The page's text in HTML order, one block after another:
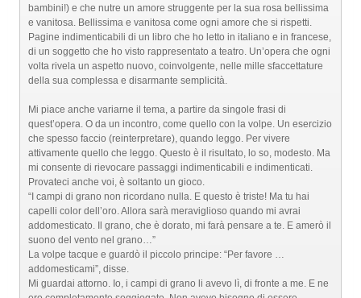
bambini!) e che nutre un amore struggente per la sua rosa bellissima
e vanitosa. Bellissima e vanitosa come ogni amore che si rispetti.
Pagine indimenticabili di un libro che ho letto in italiano e in francese,
di un soggetto che ho visto rappresentato a teatro. Un’opera che ogni
volta rivela un aspetto nuovo, coinvolgente, nelle mille sfaccettature
della sua complessa e disarmante semplicità.
Mi piace anche variarne il tema, a partire da singole frasi di
quest’opera. O da un incontro, come quello con la volpe. Un esercizio
che spesso faccio (reinterpretare), quando leggo. Per vivere
attivamente quello che leggo. Questo è il risultato, lo so, modesto. Ma
mi consente di rievocare passaggi indimenticabili e indimenticati.
Provateci anche voi, è soltanto un gioco.
“I campi di grano non ricordano nulla. E questo è triste! Ma tu hai
capelli color dell’oro. Allora sarà meraviglioso quando mi avrai
addomesticato. Il grano, che è dorato, mi farà pensare a te. E amerò il
suono del vento nel grano…”
La volpe tacque e guardò il piccolo principe: “Per favore …
addomesticami”, disse.
Mi guardai attorno. Io, i campi di grano li avevo lì, di fronte a me. E ne